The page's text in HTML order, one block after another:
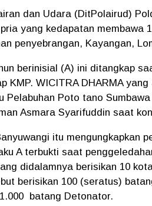
dan Udara (DitPolairud)
yang kedapatan membawa
penyebrangan, Kayangan,
berinisial (A) ini ditangkap
KMP. WICITRA DHARMA
Pelabuhan Poto tano
Asmara Syarifuddin saat
itu mengungkapkan
A terbukti saat
didalamnya berisikan 10
berisikan 100 (seratus)
batang Detonator.